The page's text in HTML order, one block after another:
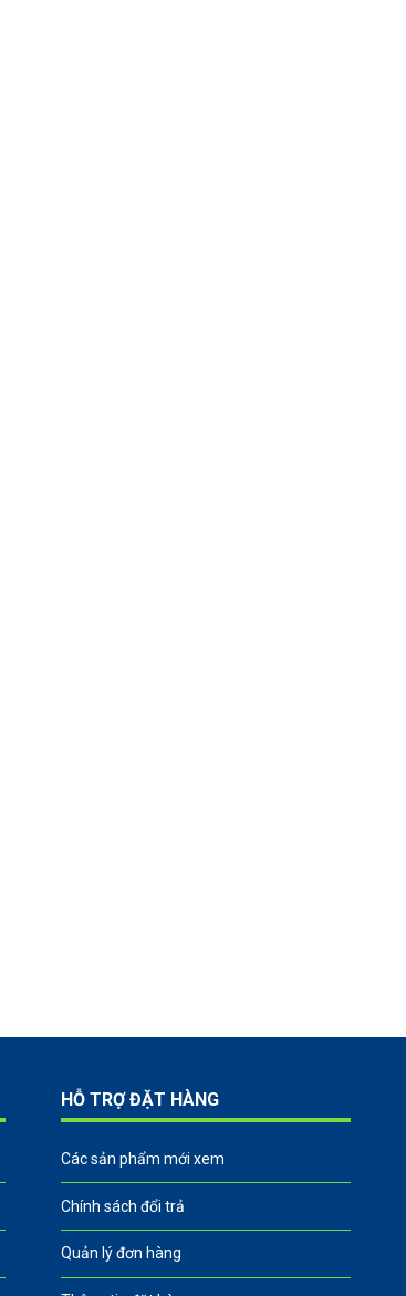
HỖ TRỢ ĐẶT HÀNG
Các sản phẩm mới xem
Chính sách đổi trả
Quản lý đơn hàng